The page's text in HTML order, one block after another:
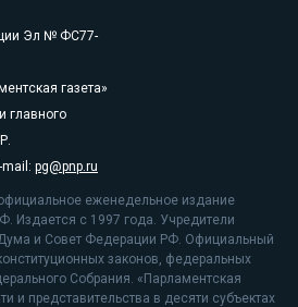
Эл № ФС77-
газета»
главного
pg@pnp.ru
еженедельное издание
Издается с 1997 года. Учредители
Дума и Совет Федерации РФ. Официальный
законов, федеральных
Собрания. «Парламентская
и представительства в десяти субъектах